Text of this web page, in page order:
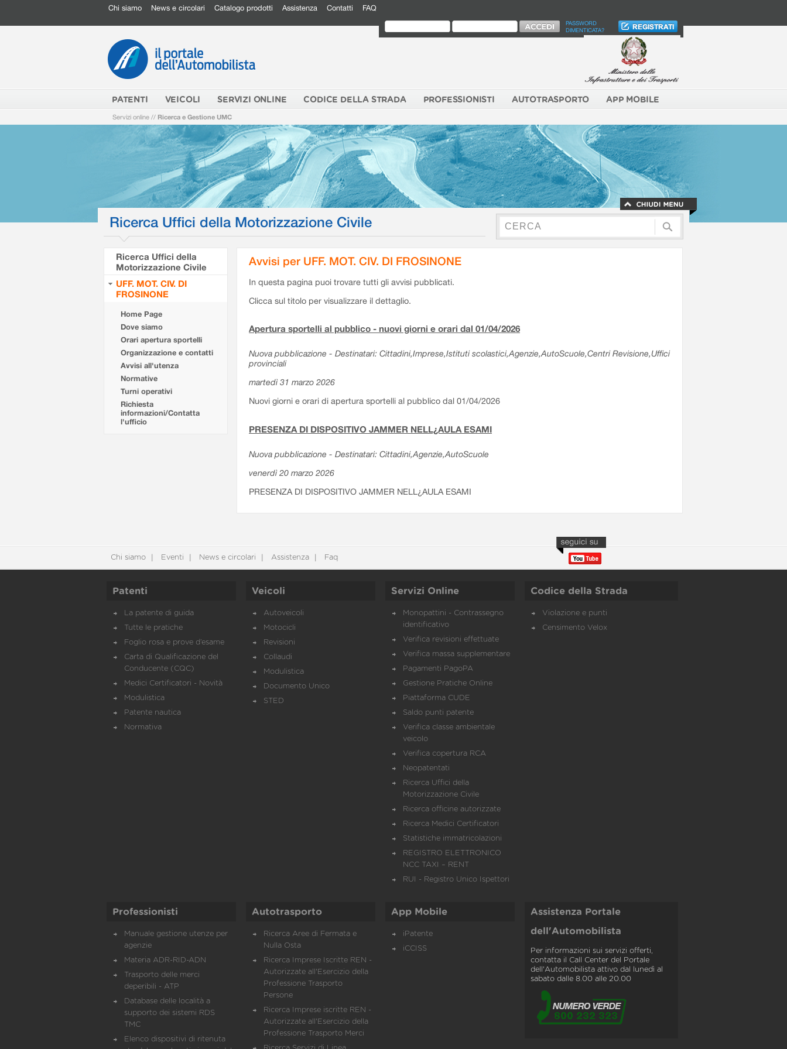
Chi siamo News e circolari Catalogo prodotti Assistenza Contatti FAQ
PASSWORD
DIMENTICATA?
PATENTI VEICOLI SERVIZI ONLINE CODICE DELLA STRADA PROFESSIONISTI AUTOTRASPORTO APP MOBILE
Servizi online // Ricerca e Gestione UMC
Ricerca Uffici della Motorizzazione Civile
Ricerca Uffici della
Motorizzazione Civile
UFF. MOT. CIV. DI
FROSINONE
Home Page
Dove siamo
Orari apertura sportelli
Organizzazione e contatti
Avvisi all'utenza
Normative
Turni operativi
Richiesta
informazioni/Contatta
l'ufficio
Avvisi per UFF. MOT. CIV. DI FROSINONE
In questa pagina puoi trovare tutti gli avvisi pubblicati.
Clicca sul titolo per visualizzare il dettaglio.
Apertura sportelli al pubblico - nuovi giorni e orari dal 01/04/2026
Nuova pubblicazione - Destinatari: Cittadini,Imprese,Istituti scolastici,Agenzie,AutoScuole,Centri Revisione,Uffici
provinciali
martedì 31 marzo 2026
Nuovi giorni e orari di apertura sportelli al pubblico dal 01/04/2026
PRESENZA DI DISPOSITIVO JAMMER NELL¿AULA ESAMI
Nuova pubblicazione - Destinatari: Cittadini,Agenzie,AutoScuole
venerdì 20 marzo 2026
PRESENZA DI DISPOSITIVO JAMMER NELL¿AULA ESAMI
Chi siamo Eventi News e circolari Assistenza Faq
Patenti
La patente di guida
Tutte le pratiche
Foglio rosa e prove d’esame
Carta di Qualificazione del
Conducente (CQC)
Medici Certificatori - Novità
Modulistica
Patente nautica
Normativa
Veicoli
Autoveicoli
Motocicli
Revisioni
Collaudi
Modulistica
Documento Unico
STED
Servizi Online
Monopattini - Contrassegno
identificativo
Verifica revisioni effettuate
Verifica massa supplementare
Pagamenti PagoPA
Gestione Pratiche Online
Piattaforma CUDE
Saldo punti patente
Verifica classe ambientale
veicolo
Verifica copertura RCA
Neopatentati
Ricerca Uffici della
Motorizzazione Civile
Ricerca officine autorizzate
Ricerca Medici Certificatori
Statistiche immatricolazioni
REGISTRO ELETTRONICO
NCC TAXI – RENT
RUI - Registro Unico Ispettori
Codice della Strada
Violazione e punti
Censimento Velox
Professionisti
Manuale gestione utenze per
agenzie
Materia ADR-RID-ADN
Trasporto delle merci
deperibili - ATP
Database delle località a
supporto dei sistemi RDS
TMC
Elenco dispositivi di ritenuta
Autotrasporto
Ricerca Aree di Fermata e
Nulla Osta
Ricerca Imprese Iscritte REN -
Autorizzate all'Esercizio della
Professione Trasporto
Persone
Ricerca Imprese iscritte REN -
Autorizzate all'Esercizio della
Professione Trasporto Merci
App Mobile
iPatente
iCCISS
Assistenza Portale
dell'Automobilista
Per informazioni sui servizi offerti,
contatta il Call Center del Portale
dell'Automobilista attivo dal lunedì al
sabato dalle 8.00 alle 20.00